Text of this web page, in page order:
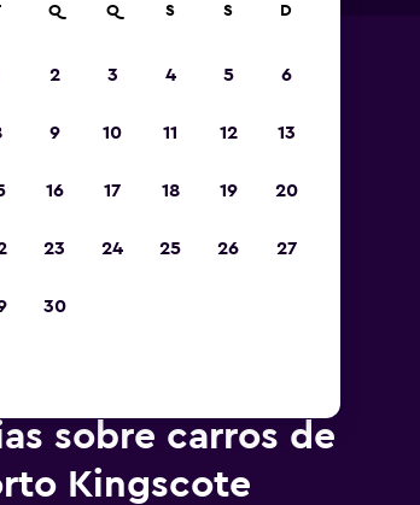
sobre carros de
Kingscote
Q Q S S D
2 3 4 5 6
9 10 11 12 13
16 17 18 19 20
23 24 25 26 27
30